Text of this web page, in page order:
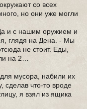
со всех
но они уже могли
и с нашим оружием и
я, глядя на Дена. - Мы
не стоит. Еды,
на 2…
мусора, набили их
сделав что-то вроде
я взял из ящика